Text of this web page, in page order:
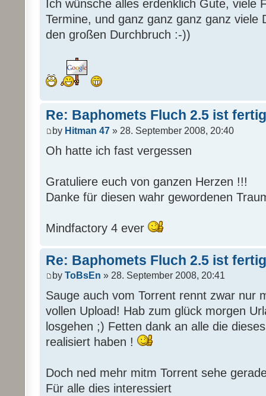
Ich wünsche alles erdenklich Gute, viele
Termine, und ganz ganz ganz ganz viele
den großen Durchbruch :-))
Re: Baphomets Fluch 2.5 ist fertig
by Hitman 47 » 28. September 2008, 20:40
Oh hatte ich fast vergessen
Gratuliere euch von ganzen Herzen !!!
Danke für diesen wahr gewordenen
Mindfactory 4 ever
Re: Baphomets Fluch 2.5 ist fertig
by ToBsEn » 28. September 2008, 20:41
Sauge auch vom Torrent rennt zwar nur
vollen Upload! Hab zum glück morgen
losgehen ;) Fetten dank an alle die
realisiert haben !
Doch ned mehr mitm Torrent sehe
Für alle dies interessiert